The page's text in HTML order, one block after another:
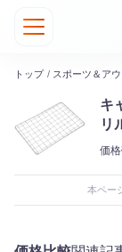
トップ / スポーツ＆ア
キ
リ
価
本ペー